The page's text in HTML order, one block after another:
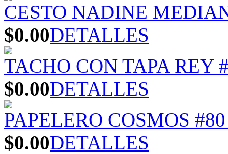
CESTO NADINE
$0.00DETALLES
TACHO CON TAPA REY
$0.00DETALLES
PAPELERO COSMOS
$0.00DETALLES